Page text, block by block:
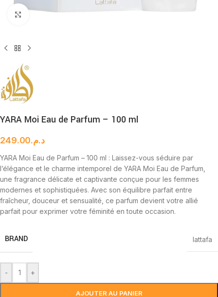
Cliquez pour agrandir
YARA Moi Eau de Parfum – 100 ml
د.م.249.00
YARA Moi Eau de Parfum – 100 ml : Laissez-vous séduire par
l’élégance et le charme intemporel de YARA Moi Eau de Parfum,
une fragrance délicate et captivante conçue pour les femmes
modernes et sophistiquées. Avec son équilibre parfait entre
fraîcheur, douceur et sensualité, ce parfum devient votre allié
parfait pour exprimer votre féminité en toute occasion.
BRAND lattafa
- +
AJOUTER AU PANIER